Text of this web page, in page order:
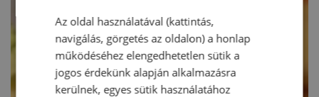
Az oldal használatával (kattintás,
navigálás, görgetés az oldalon) a honlap
működéséhez elengedhetetlen sütik a
jogos érdekünk alapján alkalmazásra
kerülnek, egyes sütik használatához